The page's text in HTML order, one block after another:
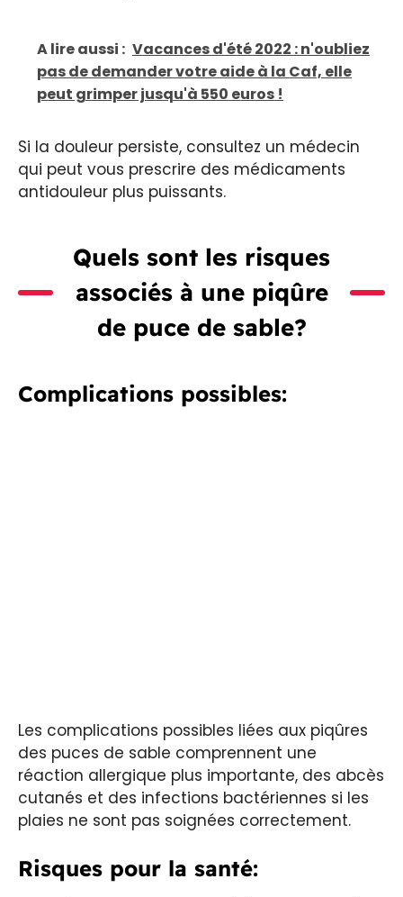
A lire aussi : Vacances d'été 2022 : n'oubliez
pas de demander votre aide à la Caf, elle
peut grimper jusqu'à 550 euros !
Si la douleur persiste, consultez un médecin
qui peut vous prescrire des médicaments
antidouleur plus puissants.
Quels sont les risques
associés à une piqûre
de puce de sable?
Complications possibles:
Les complications possibles liées aux piqûres
des puces de sable comprennent une
réaction allergique plus importante, des abcès
cutanés et des infections bactériennes si les
plaies ne sont pas soignées correctement.
Risques pour la santé: